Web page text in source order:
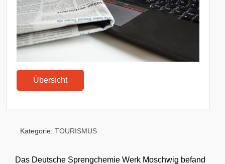
Übersicht
Kategorie: TOURISMUS
Das Deutsche Sprengchemie Werk Moschwig befand